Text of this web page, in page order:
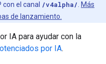
el canal /v4alpha/ Más
de lanzamiento.
IA para ayudar con la
por IA.